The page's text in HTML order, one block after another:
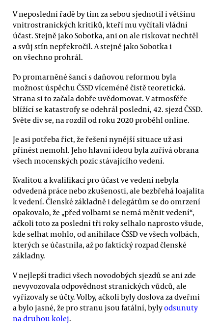
V neposlední řadě by tím za sebou sjednotil i většinu
vnitrostranických kritiků, kteří mu vyčítali vládní
účast. Stejně jako Sobotka, ani on ale riskovat nechtěl
a svůj stín nepřekročil. A stejně jako Sobotka i
on všechno prohrál.
Po promarněné šanci s daňovou reformou byla
možnost úspěchu ČSSD víceméně čistě teoretická.
Strana si to začala dobře uvědomovat. V atmosféře
blížící se katastrofy se odehrál poslední, 42. sjezd ČSSD.
Světe div se, na rozdíl od roku 2020 proběhl online.
Je asi potřeba říct, že řešení nynější situace už asi
přinést nemohl. Jeho hlavní ideou byla zuřivá obrana
všech mocenských pozic stávajícího vedení.
Kvalitou a kvalifikací pro účast ve vedení nebyla
odvedená práce nebo zkušenosti, ale bezbřehá loajalita
k vedení. Členské základně i delegátům se do omrzení
opakovalo, že „před volbami se nemá měnit vedení“,
ačkoli toto za poslední tři roky selhalo naprosto všude,
kde selhat mohlo, od anihilace ČSSD ve všech volbách,
kterých se účastnila, až po faktický rozpad členské
základny.
V nejlepší tradici všech novodobých sjezdů se ani zde
nevyvozovala odpovědnost stranických vůdců, ale
vyřizovaly se účty. Volby, ačkoli byly doslova za dveřmi
a bylo jasné, že pro stranu jsou fatální, bylyodsunuty
na druhou kolej.